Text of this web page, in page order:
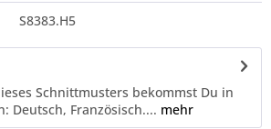
S8383.H5
Schnittmusters bekommst Du in
Deutsch, Französisch.... mehr